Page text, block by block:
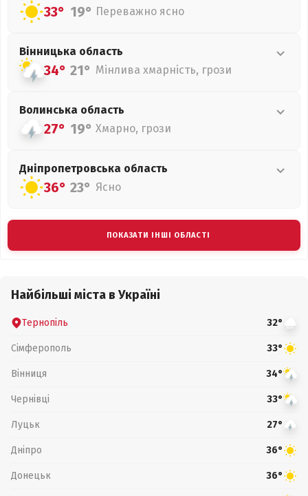
33° 19° Переважно ясно
Вінницька область
34° 21° Мінлива хмарність, грози
Волинська область
27° 19° Хмарно, грози
Дніпропетровська область
36° 23° Ясно
ПОКАЗАТИ ІНШІ ОБЛАСТІ
Найбільші міста в Україні
Тернопіль 32°
Сімферополь 33°
Вінниця 34°
Чернівці 33°
Луцьк 27°
Дніпро 36°
Донецьк 36°